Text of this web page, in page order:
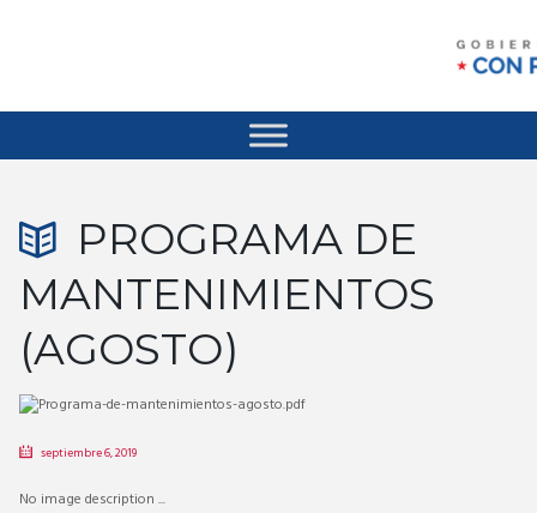
PROGRAMA DE
MANTENIMIENTOS
(AGOSTO)
septiembre 6, 2019
No image description ...